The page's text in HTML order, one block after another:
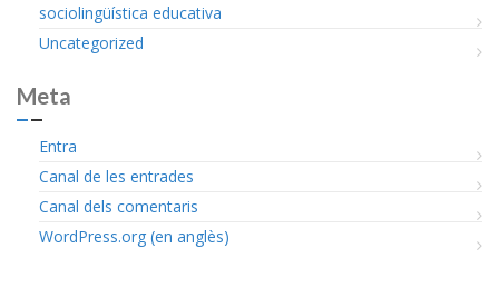
sociolingüística educativa
Uncategorized
Meta
Entra
Canal de les entrades
Canal dels comentaris
WordPress.org (en anglès)